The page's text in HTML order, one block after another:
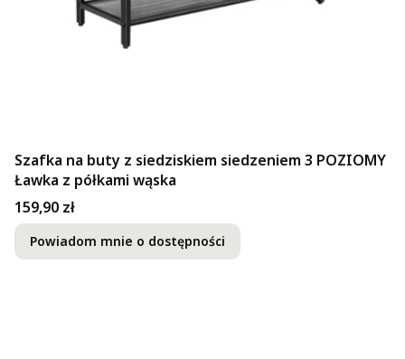
Szafka na buty z siedziskiem siedzeniem 3 POZIOMY
Ławka z półkami wąska
Cena
159,90 zł
Powiadom mnie o dostępności